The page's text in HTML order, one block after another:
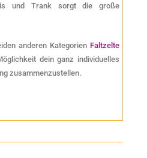
und Trank sorgt die große
anderen Kategorien Faltzelte
dein ganz individuelles
zusammenzustellen.